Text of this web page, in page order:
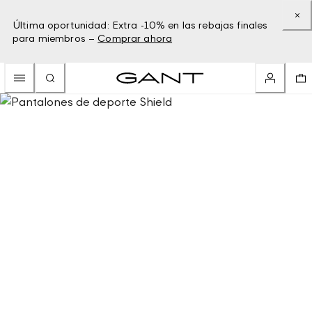
Última oportunidad: Extra -10% en las rebajas finales
para miembros – Comprar ahora